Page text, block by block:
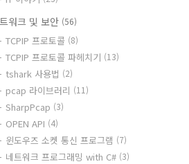
워크 및 보안 (56)
TCPIP 프로토콜 (8)
TCPIP 프로토콜 파헤치기 (13)
tshark 사용법 (2)
pcap 라이브러리 (11)
SharpPcap (3)
OPEN API (4)
윈도우즈 소켓 통신 프로그램 (7)
네트워크 프로그래밍 with C# (3)